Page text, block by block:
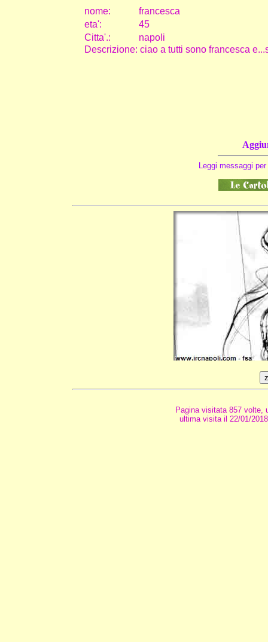
nome:
francesca
eta':
45
Citta'.:
napoli
Descrizione: ciao a tutti sono francesca
Leggi messaggi
Pagina visitata 857 volte,
ultima visita il 22/01/